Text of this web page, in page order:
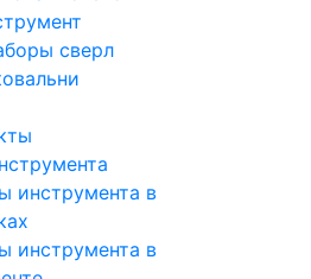
сверл
инструмента в
инструмента в